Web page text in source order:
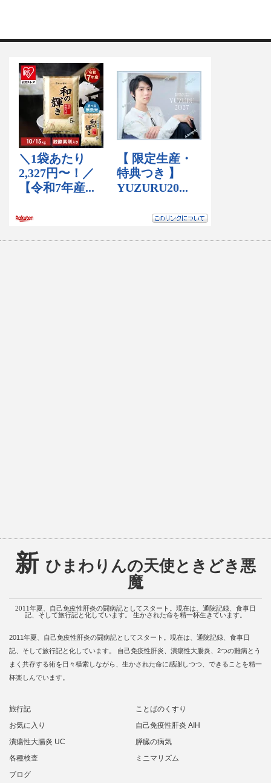
新 ひまわりんの天使ときどき悪
魔
2011年夏、自己免疫性肝炎の闘病記としてスタート。現在は、通院記録、食事日
記、そして旅行記と化しています。 生かされた命を精一杯生きています。
2011年夏、自己免疫性肝炎の闘病記としてスタート。現在は、通院記録、食事日
記、そして旅行記と化しています。 自己免疫性肝炎、潰瘍性大腸炎、2つの難病とう
まく共存する術を日々模索しながら、生かされた命に感謝しつつ、できることを精一
杯楽しんでいます。
旅行記
ことばのくすり
お気に入り
自己免疫性肝炎 AIH
潰瘍性大腸炎 UC
膵臓の病気
各種検査
ミニマリズム
ブログ